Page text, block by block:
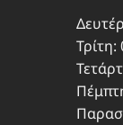
Τρίτη: